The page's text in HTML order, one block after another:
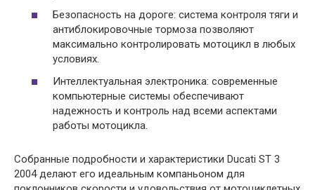
Безопасность на дороге: система контроля тяги и
антиблокировочные тормоза позволяют
максимально контролировать мотоцикл в любых
условиях.
Интеллектуальная электроника: современные
компьютерные системы обеспечивают
надежность и контроль над всеми аспектами
работы мотоцикла.
Собранные подробности и характеристики Ducati ST 3
2004 делают его идеальным компаньоном для